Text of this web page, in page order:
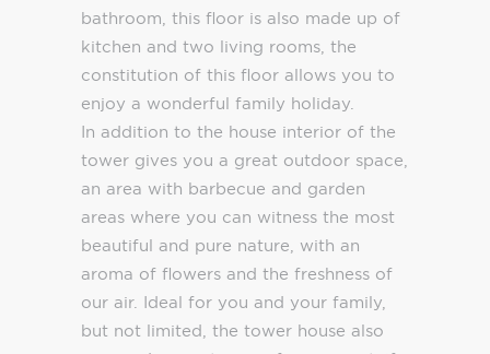
bathroom, this floor is also made up of
kitchen and two living rooms, the
constitution of this floor allows you to
enjoy a wonderful family holiday.
In addition to the house interior of the
tower gives you a great outdoor space,
an area with barbecue and garden
areas where you can witness the most
beautiful and pure nature, with an
aroma of flowers and the freshness of
our air. Ideal for you and your family,
but not limited, the tower house also